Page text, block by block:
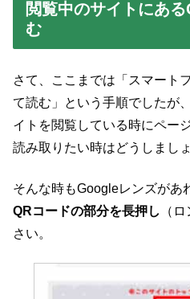
閲覧中のサイトにあ
む
さて、ここまでは「スマート
て読む」という手順でしたが
イトを閲覧している時にペー
読み取りたい時はどうしまし
そんな時もGoogleレンズがあ
QRコードの部分を長押し
（
さい。